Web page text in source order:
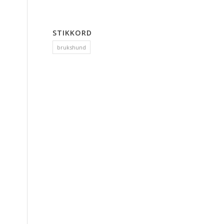
STIKKORD
brukshund